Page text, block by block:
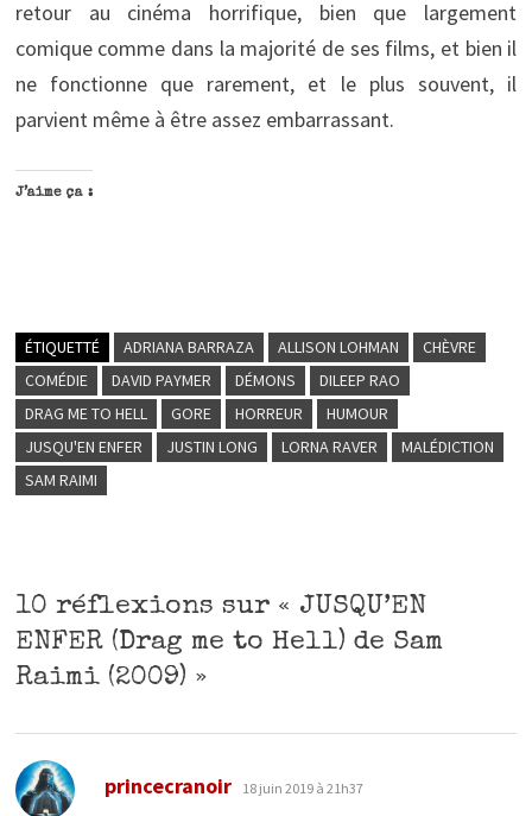
retour au cinéma horrifique, bien que largement
comique comme dans la majorité de ses films, et bien il
ne fonctionne que rarement, et le plus souvent, il
parvient même à être assez embarrassant.
J’aime ça :
ÉTIQUETTÉ ADRIANA BARRAZA ALLISON LOHMAN
CHÈVRE
COMÉDIE
DAVID PAYMER DÉMONS
DILEEP RAO
DRAG ME TO HELL
GORE HORREUR
HUMOUR
JUSQU'EN ENFER
JUSTIN LONG LORNA RAVER
MALÉDICTION
SAM RAIMI
10 réflexions sur « JUSQU’EN
ENFER (Drag me to Hell) de Sam
Raimi (2009) »
princecranoir dit :
18 juin 2019 à 21h37